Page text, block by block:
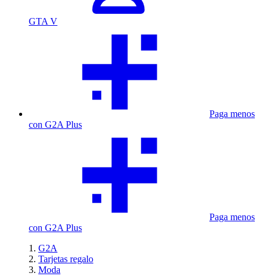
GTA V
Paga menos
con G2A Plus
Paga menos
con G2A Plus
G2A
Tarjetas regalo
Moda